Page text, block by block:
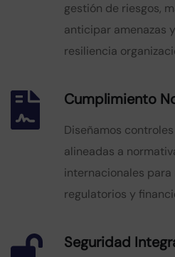
gestión de riesgos,
anticipar amenazas
resiliencia
Cumplimiento
Diseñamos
alineadas a
internacionales
regulatorios y
Seguridad